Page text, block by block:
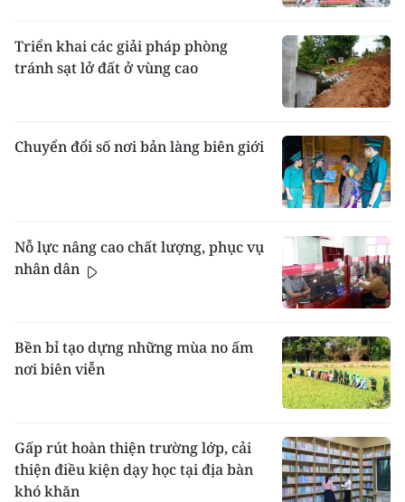
Triển khai các giải pháp phòng
tránh sạt lở đất ở vùng cao
Chuyển đổi số nơi bản làng biên giới
Nỗ lực nâng cao chất lượng, phục vụ
nhân dân
Bền bỉ tạo dựng những mùa no ấm
nơi biên viễn
Gấp rút hoàn thiện trường lớp, cải
thiện điều kiện dạy học tại địa bàn
khó khăn